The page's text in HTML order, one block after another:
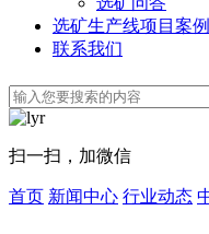
选矿生产线项目案例
联系我们
扫一扫，加微信
首页 新闻中心 行业动态